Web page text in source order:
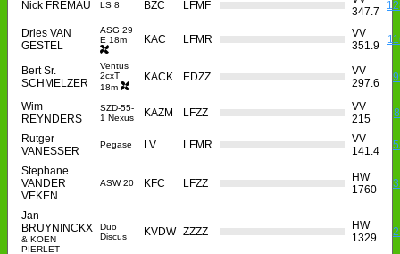
Nick FREMAU LS 8 BZC LFMF
347.7
Dries VAN
GESTEL
ASG 29
E 18m
KAC LFMR
VV
351.9
Bert Sr.
SCHMELZER
Ventus
2cxT
18m
KACK EDZZ
VV
297.6
Wim
REYNDERS
SZD-55-
1 Nexus
KAZM LFZZ
VV
215
Rutger
VANESSER
Pegase LV LFMR
VV
141.4
Stephane
VANDER
VEKEN
ASW 20 KFC LFZZ
HW
1760
Jan
BRUYNINCKX
& KOEN
PIERLET
Duo
Discus
KVDW ZZZZ
HW
1329